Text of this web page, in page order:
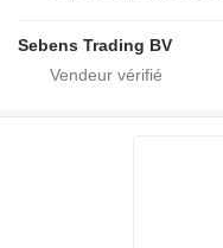
Sebens Trading BV